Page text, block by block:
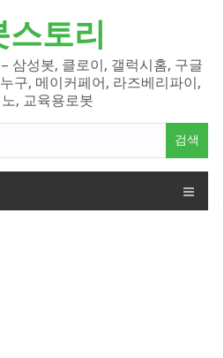
스토리
삼성봇, 클로이, 갤럭시홈, 구글
구, 메이커페어, 라즈베리파이,
, 교육용로봇